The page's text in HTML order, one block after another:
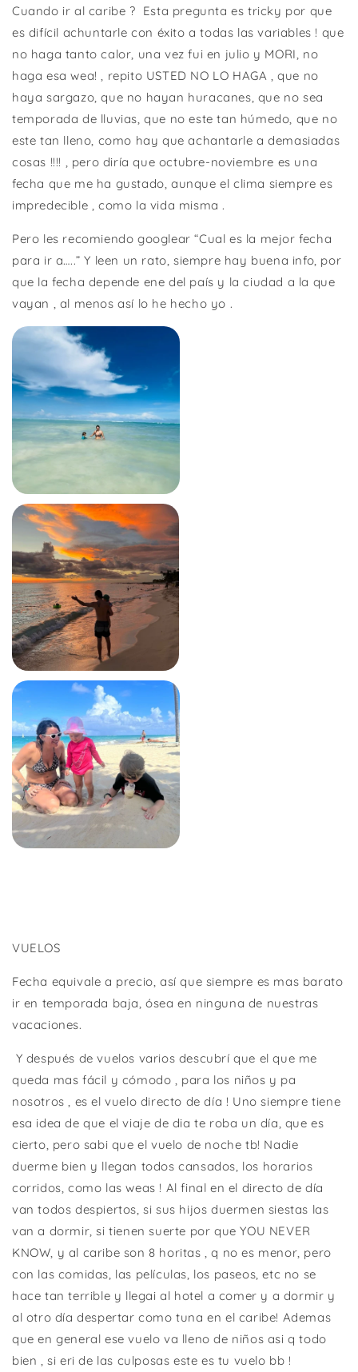
Cuando ir al caribe ? Esta pregunta es tricky por que
es difícil achuntarle con éxito a todas las variables ! que
no haga tanto calor, una vez fui en julio y MORI, no
haga esa wea! , repito USTED NO LO HAGA , que no
haya sargazo, que no hayan huracanes, que no sea
temporada de lluvias, que no este tan húmedo, que no
este tan lleno, como hay que achantarle a demasiadas
cosas !!!! , pero diría que octubre-noviembre es una
fecha que me ha gustado, aunque el clima siempre es
impredecible , como la vida misma .
Pero les recomiendo googlear “Cual es la mejor fecha
para ir a…..” Y leen un rato, siempre hay buena info, por
que la fecha depende ene del país y la ciudad a la que
vayan , al menos así lo he hecho yo .
VUELOS
Fecha equivale a precio, así que siempre es mas barato
ir en temporada baja, ósea en ninguna de nuestras
vacaciones.
Y después de vuelos varios descubrí que el que me
queda mas fácil y cómodo , para los niños y pa
nosotros , es el vuelo directo de día ! Uno siempre tiene
esa idea de que el viaje de dia te roba un día, que es
cierto, pero sabi que el vuelo de noche tb! Nadie
duerme bien y llegan todos cansados, los horarios
corridos, como las weas ! Al final en el directo de día
van todos despiertos, si sus hijos duermen siestas las
van a dormir, si tienen suerte por que YOU NEVER
KNOW, y al caribe son 8 horitas , q no es menor, pero
con las comidas, las películas, los paseos, etc no se
hace tan terrible y llegai al hotel a comer y a dormir y
al otro día despertar como tuna en el caribe! Ademas
que en general ese vuelo va lleno de niños asi q todo
bien , si eri de las culposas este es tu vuelo bb !